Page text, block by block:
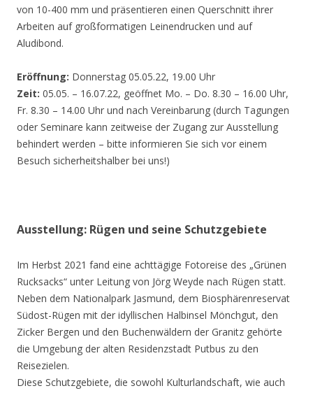
von 10-400 mm und präsentieren einen Querschnitt ihrer
Arbeiten auf großformatigen Leinendrucken und auf
Aludibond.
Eröffnung: Donnerstag 05.05.22, 19.00 Uhr
Zeit: 05.05. – 16.07.22, geöffnet Mo. – Do. 8.30 – 16.00 Uhr,
Fr. 8.30 – 14.00 Uhr und nach Vereinbarung (durch Tagungen
oder Seminare kann zeitweise der Zugang zur Ausstellung
behindert werden – bitte informieren Sie sich vor einem
Besuch sicherheitshalber bei uns!)
Ausstellung: Rügen und seine Schutzgebiete
Im Herbst 2021 fand eine achttägige Fotoreise des „Grünen
Rucksacks“ unter Leitung von Jörg Weyde nach Rügen statt.
Neben dem Nationalpark Jasmund, dem Biosphärenreservat
Südost-Rügen mit der idyllischen Halbinsel Mönchgut, den
Zicker Bergen und den Buchenwäldern der Granitz gehörte
die Umgebung der alten Residenzstadt Putbus zu den
Reisezielen.
Diese Schutzgebiete, die sowohl Kulturlandschaft, wie auch